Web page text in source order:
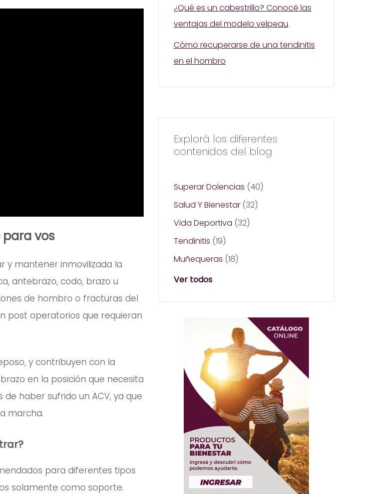
vos
y mantener inmovilizada la
antebrazo, codo, brazo u
de hombro o fracturas del
post operatorios que requieran
y contribuyen con la
en la posición que necesita
haber sufrido un ACV, ya que
marcha.
para diferentes tipos
solamente como soporte.
¿Qué es un cabestrillo? Conocé las
ventajas del modelo velpeau
Cómo recuperarse de una tendinitis
en el hombro
Explorá los diferentes
contenidos del blog
Superar Dolencias (40)
Salud Y Bienestar (32)
Vida Deportiva (32)
Tendinitis (19)
Muñequeras (18)
Ver todos